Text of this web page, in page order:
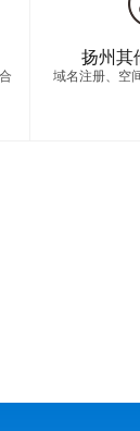
扬州其
域名注册、空